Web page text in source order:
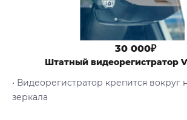
30 000₽
Штатный видеорегистратор
• Видеорегистратор крепится вокруг
зеркала